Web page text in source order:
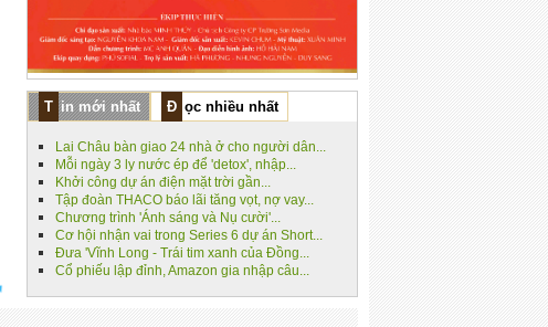
Tin mới nhất Đọc nhiều nhất
Lai Châu bàn giao 24 nhà ở cho người dân...
Mỗi ngày 3 ly nước ép để 'detox', nhập...
Khởi công dự án điện mặt trời gần...
Tập đoàn THACO báo lãi tăng vọt, nợ vay...
Chương trình 'Ánh sáng và Nụ cười'...
Cơ hội nhận vai trong Series 6 dự án Short...
Đưa 'Vĩnh Long - Trái tim xanh của Đồng...
Cổ phiếu lập đỉnh, Amazon gia nhập câu...